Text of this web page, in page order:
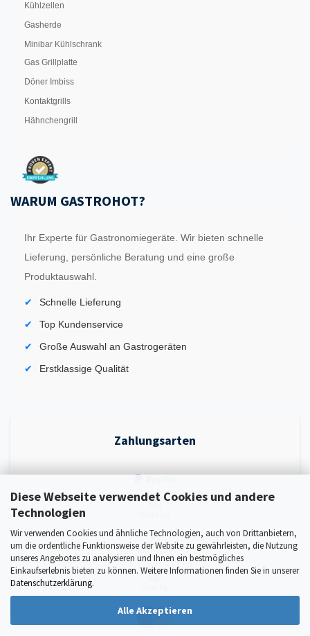
Diese Webseite verwendet Cookies und andere
Technologien
Wir verwenden Cookies und ähnliche Technologien, auch von Drittanbietern,
um die ordentliche Funktionsweise der Website zu gewährleisten, die Nutzung
unseres Angebotes zu analysieren und Ihnen ein bestmögliches
Einkaufserlebnis bieten zu können. Weitere Informationen finden Sie in unserer
Datenschutzerklärung.
Alle Akzeptieren
Kühlzellen
Gasherde
Minibar Kühlschrank
Gas Grillplatte
Döner Imbiss
Kontaktgrills
Hähnchengrill
WARUM GASTROHOT?
Ihr Experte für Gastronomiegeräte. Wir bieten schnelle
Lieferung, persönliche Beratung und eine große
Produktauswahl.
Schnelle Lieferung
Top Kundenservice
Große Auswahl an Gastrogeräten
Erstklassige Qualität
Zahlungsarten